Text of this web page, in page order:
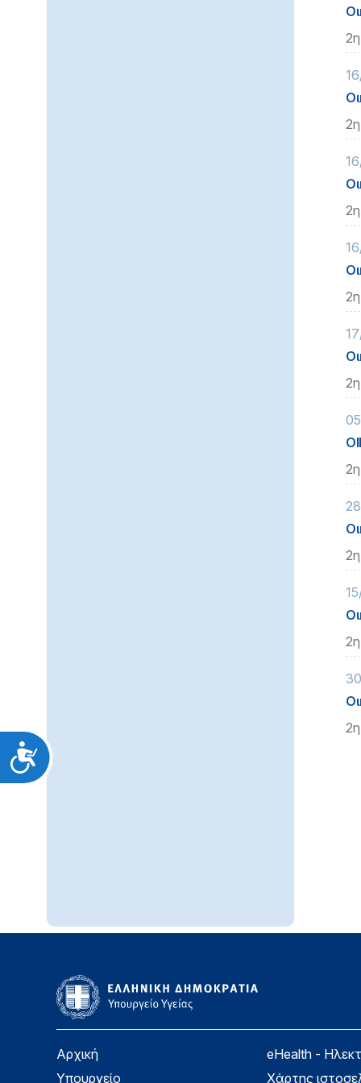
Προσιτότητα
Αρχική
Υπουργείο
eHealth -
Χάρτης